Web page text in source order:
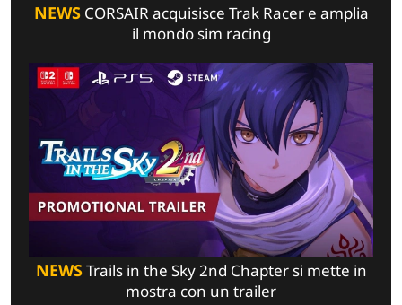
NEWSCORSAIR acquisisce Trak Racer e amplia
il mondo sim racing
NEWSTrails in the Sky 2nd Chapter si mette in
mostra con un trailer